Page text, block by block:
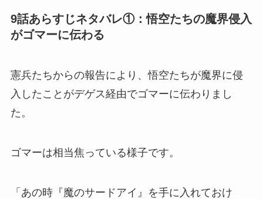
9話あらすじネタバレ①：悟空たちの魔界侵入
がゴマーに伝わる
憲兵たちからの報告により、悟空たちが魔界に侵
入したことがデゲス経由でゴマーに伝わりまし
た。
ゴマーは相当焦っている様子です。
「あの時『魔のサードアイ』を手に入れておけ